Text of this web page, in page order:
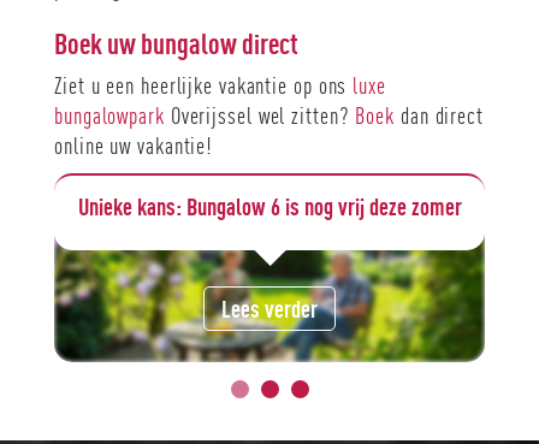
Boek uw bungalow direct
Ziet u een heerlijke vakantie op ons luxe
bungalowpark Overijssel wel zitten? Boek dan direct
online uw vakantie!
Een afscheidsbericht
Lees verder